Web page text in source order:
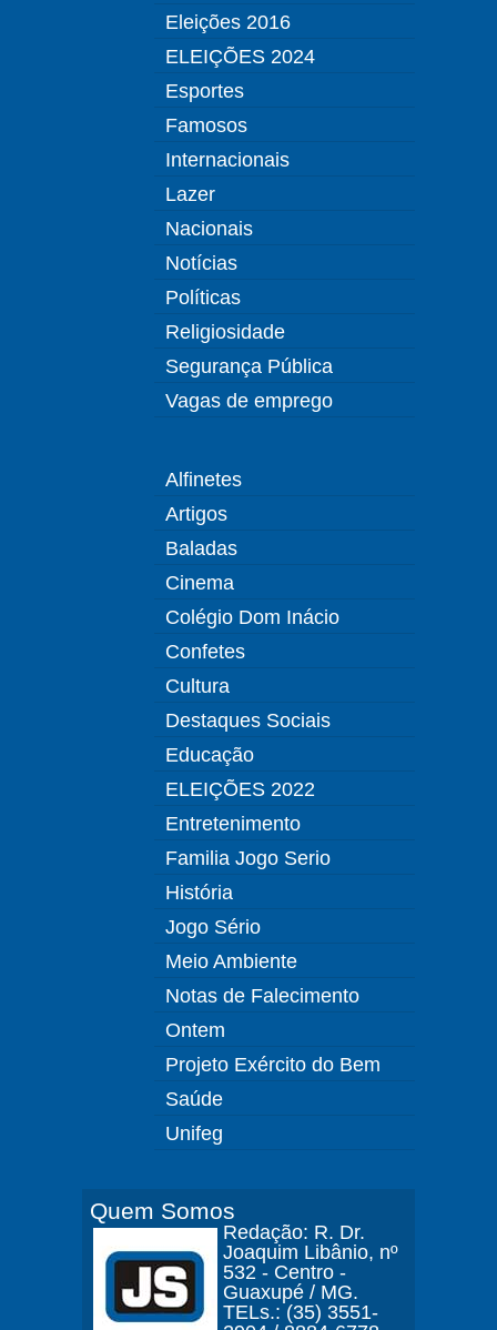
Eleições 2016
ELEIÇÕES 2024
Esportes
Famosos
Internacionais
Lazer
Nacionais
Notícias
Políticas
Religiosidade
Segurança Pública
Vagas de emprego
Alfinetes
Artigos
Baladas
Cinema
Colégio Dom Inácio
Confetes
Cultura
Destaques Sociais
Educação
ELEIÇÕES 2022
Entretenimento
Familia Jogo Serio
História
Jogo Sério
Meio Ambiente
Notas de Falecimento
Ontem
Projeto Exército do Bem
Saúde
Unifeg
Quem Somos
Redação: R. Dr.
Joaquim Libânio, nº
532 - Centro -
Guaxupé / MG.
TELs.: (35) 3551-